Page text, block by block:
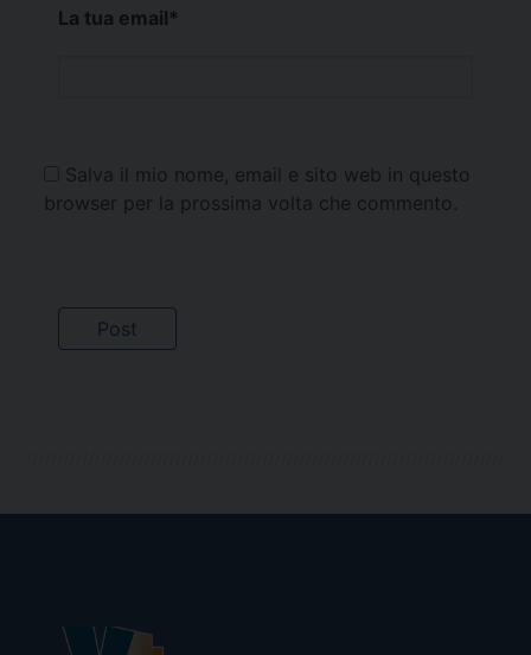
La tua email*
Salva il mio nome, email e sito web in questo
browser per la prossima volta che commento.